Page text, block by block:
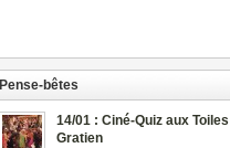
Pense-bêtes
14/01 : Ciné-Quiz aux
Gratien